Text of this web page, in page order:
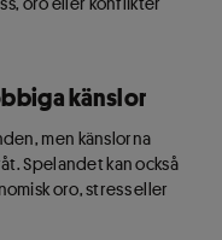
oro eller konflikter
känslor​
men känslorna
Spelandet kan också
oro, stress eller